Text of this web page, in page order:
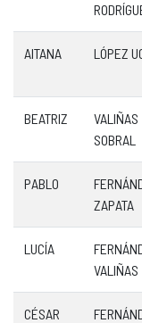
AITANA LÓPEZ
BEATRIZ
VALIÑAS
SOBRAL
PABLO
ZAPATA
LUCÍA
VALIÑAS
CÉSAR